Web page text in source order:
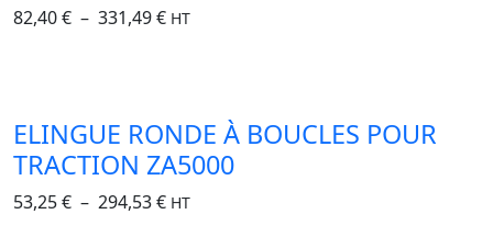
82,40€ – 331,49€ HT
ELINGUE RONDE À BOUCLES POUR
TRACTION ZA5000
53,25€ – 294,53€ HT